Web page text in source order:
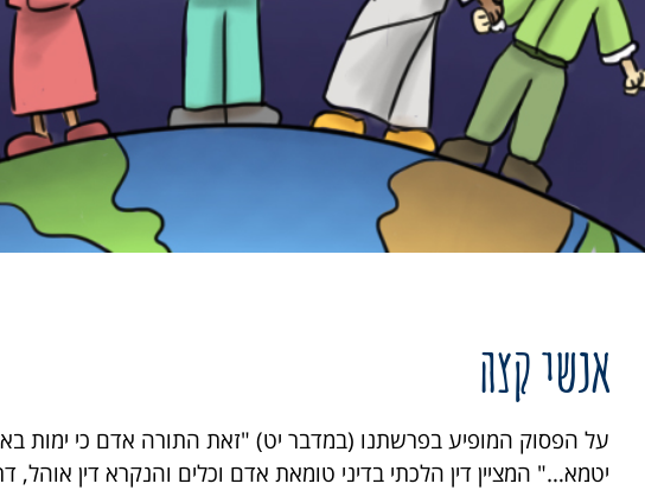
אנשי קצה
על הפסוק המופיע בפרשתנו (במדבר יט) "זאת התורה אדם כי ימות
יטמא…" המציין דין הלכתי בדיני טומאת אדם וכלים והנקרא דין